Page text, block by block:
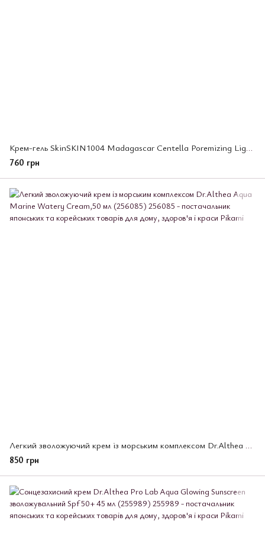
Крем-гель SkinSKIN1004 Madagascar Centella Poremizing Light Gel Cream для звуження пор, 75 мл (261646)
760 грн
Легкий зволожуючий крем із морським комплексом Dr.Althea Aqua Marine Watery Cream,50 мл (256085)
850 грн